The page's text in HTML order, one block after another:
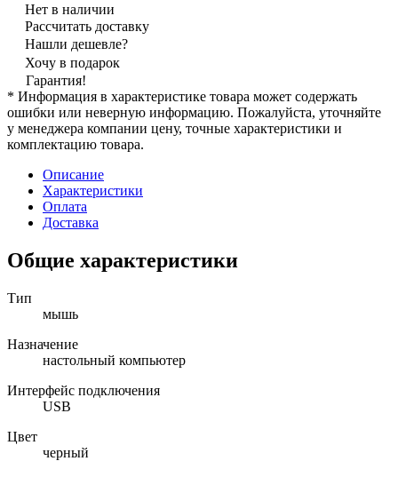
Нет в наличии
Рассчитать доставку
Нашли дешевле?
Хочу в подарок
Гарантия!
* Информация в характеристике товара может содержать
ошибки или неверную информацию. Пожалуйста, уточняйте
у менеджера компании цену, точные характеристики и
комплектацию товара.
Описание
Характеристики
Оплата
Доставка
Общие характеристики
Тип
мышь
Назначение
настольный компьютер
Интерфейс подключения
USB
Цвет
черный